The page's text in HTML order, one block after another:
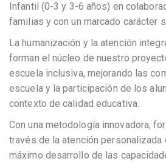
Infantil (0-3 y 3-6 años) en
familias y con un marcado carácter
La humanización y la atención
forman el núcleo de nuestro
escuela inclusiva, mejorando las
escuela y la participación de los
contexto de calidad educativa.
Con una metodología innovadora,
través de la atención personalizada
máximo desarrollo de las